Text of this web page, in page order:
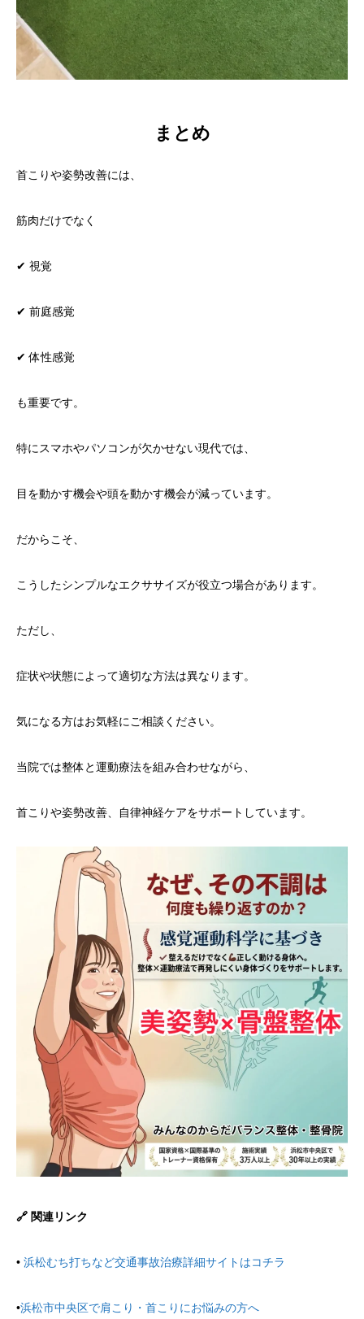
まとめ
首こりや姿勢改善には、
筋肉だけでなく
✔ 視覚
✔ 前庭感覚
✔ 体性感覚
も重要です。
特にスマホやパソコンが欠かせない現代では、
目を動かす機会や頭を動かす機会が減っています。
だからこそ、
こうしたシンプルなエクササイズが役立つ場合があります。
ただし、
症状や状態によって適切な方法は異なります。
気になる方はお気軽にご相談ください。
当院では整体と運動療法を組み合わせながら、
首こりや姿勢改善、自律神経ケアをサポートしています。
🔗 関連リンク
• 浜松むち打ちなど交通事故治療詳細サイトはコチラ
•浜松市中央区で肩こり・首こりにお悩みの方へ